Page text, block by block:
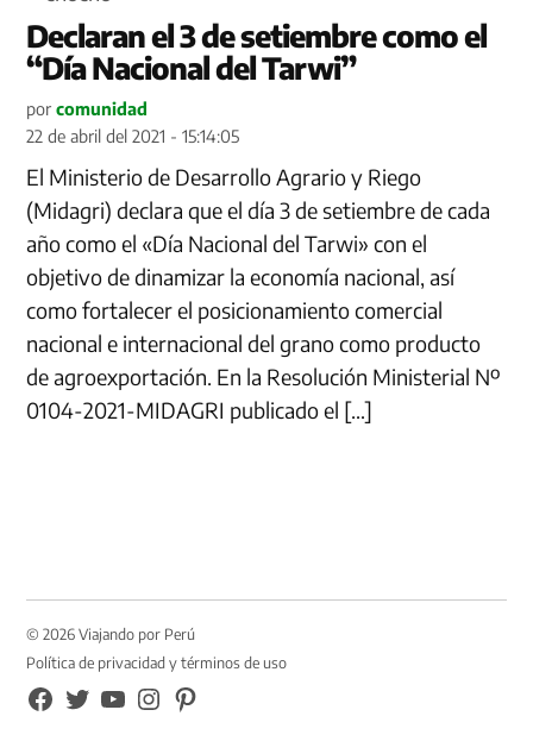
Declaran el 3 de setiembre como el
“Día Nacional del Tarwi”
por comunidad
22 de abril del 2021 - 15:14:05
El Ministerio de Desarrollo Agrario y Riego
(Midagri) declara que el día 3 de setiembre de cada
año como el «Día Nacional del Tarwi» con el
objetivo de dinamizar la economía nacional, así
como fortalecer el posicionamiento comercial
nacional e internacional del grano como producto
de agroexportación. En la Resolución Ministerial Nº
0104-2021-MIDAGRI publicado el […]
© 2026 Viajando por Perú
Política de privacidad y términos de uso
FB
TW YouTubeInstagramPinterest